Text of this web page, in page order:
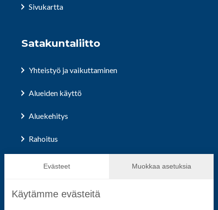
Evästeet Muokkaa asetuksia
Käytämme evästeitä
Sivukartta
Satakuntaliitto
Yhteistyö ja vaikuttaminen
Alueiden käyttö
Aluekehitys
Rahoitus
Hallinto ja päätöksenteko
Seuraa sosiaalisessa mediassa